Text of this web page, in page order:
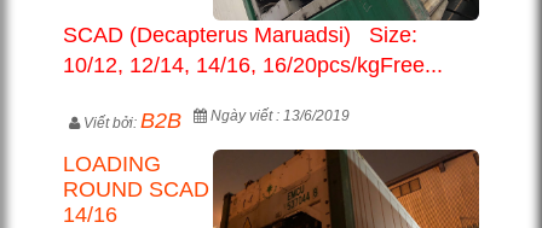
SCAD (Decapterus Maruadsi) Size:
10/12, 12/14, 14/16, 16/20pcs/kgFree...
Viết bởi:B2B Ngày viết : 13/6/2019
LOADING
ROUND SCAD
14/16